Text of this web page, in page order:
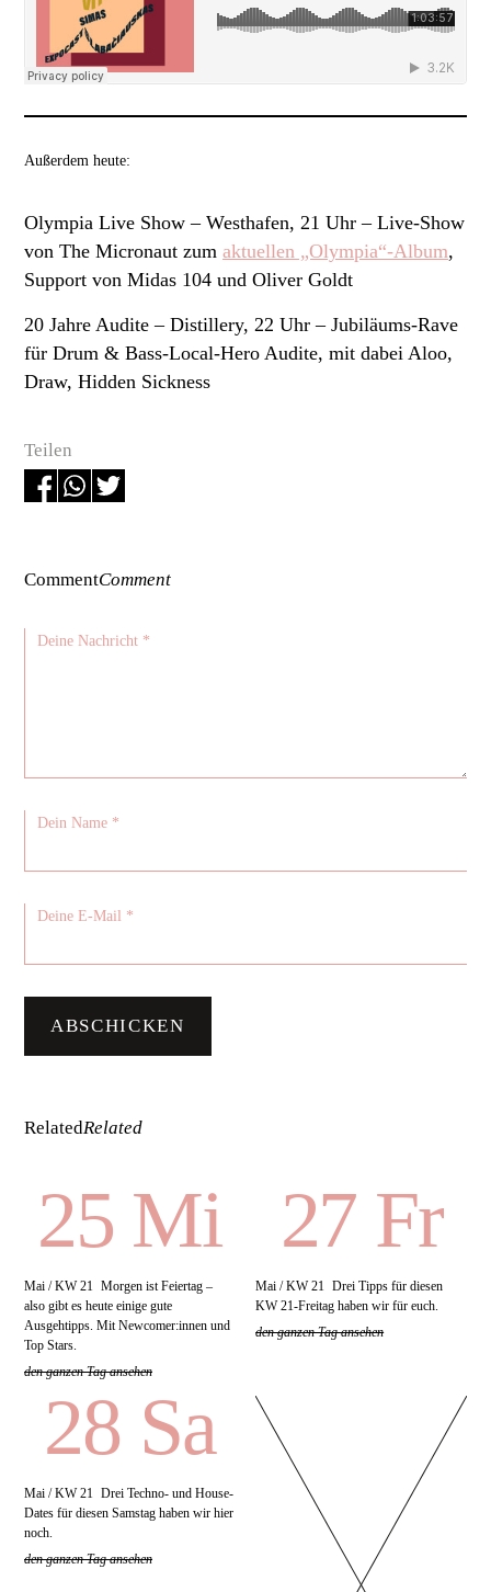
Teilen
Außerdem heute:
Olympia Live Show – Westhafen, 21 Uhr – Live-Show
von The Micronaut zum aktuellen „Olympia“-Album,
Support von Midas 104 und Oliver Goldt
20 Jahre Audite – Distillery, 22 Uhr – Jubiläums-Rave
für Drum & Bass-Local-Hero Audite, mit dabei Aloo,
Draw, Hidden Sickness
CommentComment
RelatedRelated
27 Fr
Mai / KW 21 Drei Tipps für diesen
KW 21-Freitag haben wir für euch.
den ganzen Tag ansehen
25 Mi
Mai / KW 21 Morgen ist Feiertag –
also gibt es heute einige gute
Ausgehtipps. Mit Newcomer:innen und
Top Stars.
den ganzen Tag ansehen
28 Sa
Mai / KW 21 Drei Techno- und House-
Dates für diesen Samstag haben wir hier
noch.
den ganzen Tag ansehen